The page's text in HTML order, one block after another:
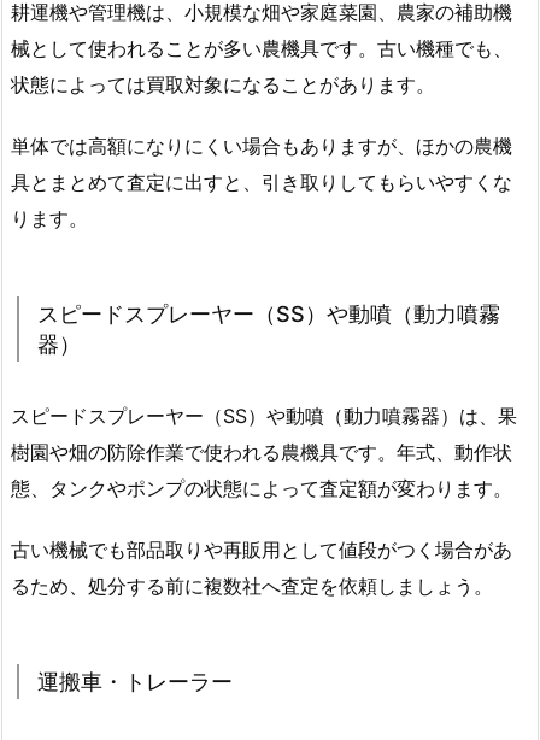
耕運機や管理機は、小規模な畑や家庭菜園、農家の補助機
械として使われることが多い農機具です。古い機種でも、
状態によっては買取対象になることがあります。
単体では高額になりにくい場合もありますが、ほかの農機
具とまとめて査定に出すと、引き取りしてもらいやすくな
ります。
スピードスプレーヤー（SS）や動噴（動力噴霧
器）
スピードスプレーヤー（SS）や動噴（動力噴霧器）は、果
樹園や畑の防除作業で使われる農機具です。年式、動作状
態、タンクやポンプの状態によって査定額が変わります。
古い機械でも部品取りや再販用として値段がつく場合があ
るため、処分する前に複数社へ査定を依頼しましょう。
運搬車・トレーラー